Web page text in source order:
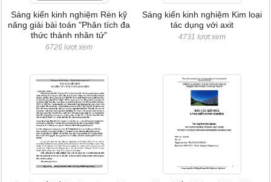
Sáng kiến kinh nghiệm Rèn kỹ
năng giải bài toán "Phân tích đa
thức thành nhân tử"
6726 lượt xem
Sáng kiến kinh nghiệm Kim loại
tác dụng với axit
4731 lượt xem